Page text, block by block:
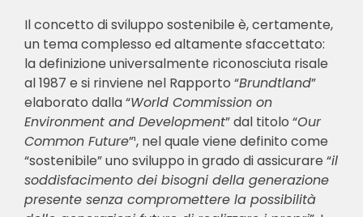
Il concetto di sviluppo sostenibile è, certamente,
un tema complesso ed altamente sfaccettato:
la definizione universalmente riconosciuta risale
al 1987 e si rinviene nel Rapporto “Brundtland”
elaborato dalla “World Commission on
Environment and Development” dal titolo “Our
Common Future”¹, nel quale viene definito come
“sostenibile” uno sviluppo in grado di assicurare “il
soddisfacimento dei bisogni della generazione
presente senza compromettere la possibilità